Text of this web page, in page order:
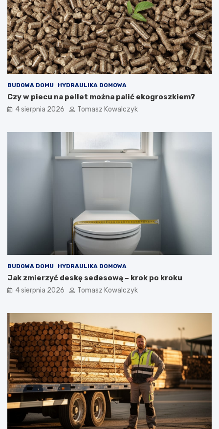
BUDOWA DOMU HYDRAULIKA DOMOWA
Czy w piecu na pellet można palić ekogroszkiem?
4 sierpnia 2026 Tomasz Kowalczyk
BUDOWA DOMU HYDRAULIKA DOMOWA
Jak zmierzyć deskę sedesową – krok po kroku
4 sierpnia 2026 Tomasz Kowalczyk